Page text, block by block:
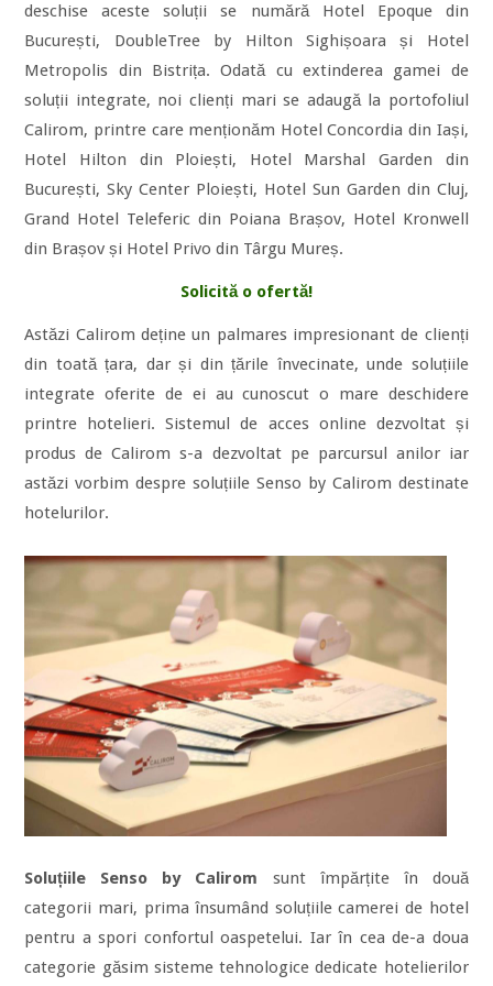
deschise aceste soluții se numără Hotel Epoque din
București, DoubleTree by Hilton Sighișoara și Hotel
Metropolis din Bistrița. Odată cu extinderea gamei de
soluții integrate, noi clienți mari se adaugă la portofoliul
Calirom, printre care menționăm Hotel Concordia din Iași,
Hotel Hilton din Ploiești, Hotel Marshal Garden din
București, Sky Center Ploiești, Hotel Sun Garden din Cluj,
Grand Hotel Teleferic din Poiana Brașov, Hotel Kronwell
din Brașov și Hotel Privo din Târgu Mureș.
Solicită o ofertă!
Astăzi Calirom deține un palmares impresionant de clienți
din toată țara, dar și din țările învecinate, unde soluțiile
integrate oferite de ei au cunoscut o mare deschidere
printre hotelieri. Sistemul de acces online dezvoltat și
produs de Calirom s-a dezvoltat pe parcursul anilor iar
astăzi vorbim despre soluțiile Senso by Calirom destinate
hotelurilor.
Soluțiile Senso by Calirom sunt împărțite în două
categorii mari, prima însumând soluțiile camerei de hotel
pentru a spori confortul oaspetelui. Iar în cea de-a doua
categorie găsim sisteme tehnologice dedicate hotelierilor